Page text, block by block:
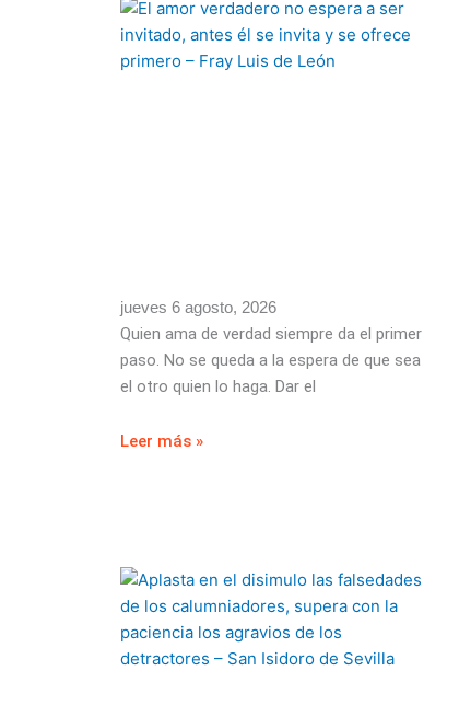
jueves 6 agosto, 2026
Quien ama de verdad siempre da el primer
paso. No se queda a la espera de que sea
el otro quien lo haga. Dar el
Leer más »